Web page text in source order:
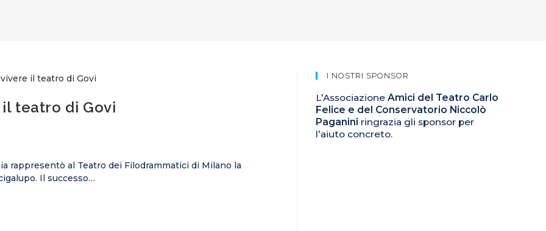
teatro di Govi
rappresentò al Teatro dei Filodrammatici di Milano la
Il successo…
I NOSTRI SPONSOR
L’Associazione Amici del Teatro Carlo
Felice e del Conservatorio Niccolò
Paganini ringrazia gli sponsor per
l’aiuto concreto.